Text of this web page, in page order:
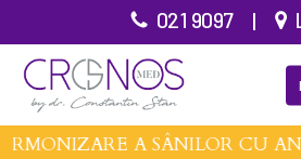
la
conținutul
principal
021 9097|
A SÂNILOR CU